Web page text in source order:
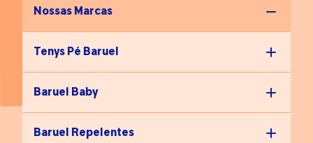
Nossas Marcas
Tenys Pé Baruel
Baruel Baby
Baruel Repelentes